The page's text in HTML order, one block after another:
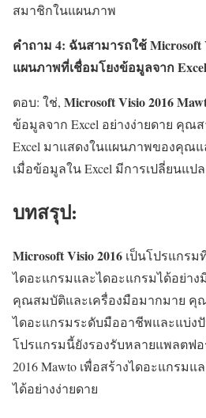
สมาชิกในแผนภาพ
คำถาม 4: ฉันสามารถใช้ Microsoft
แผนภาพที่เชื่อมโยงข้อมูลจาก
ตอบ: ใช่, Microsoft Visio 2016
ข้อมูลจาก Excel อย่างง่ายดาย คุณ
Excel มาแสดงในแผนภาพของคุณ
เมื่อข้อมูลใน Excel มีการเปลี่ยนแป
บทสรุป:
Microsoft Visio 2016 เป็นโปรแกรม
ไดอะแกรมและไดอะแกรมได้อย่า
คุณสมบัติและเครื่องมือมากมาย คุ
ไดอะแกรมระดับมืออาชีพและแบ่ง
โปรแกรมนี้ยังรองรับหลายแพลตฟอ
2016 Mawto เพื่อสร้างไดอะแกรม
ได้อย่างง่ายดาย